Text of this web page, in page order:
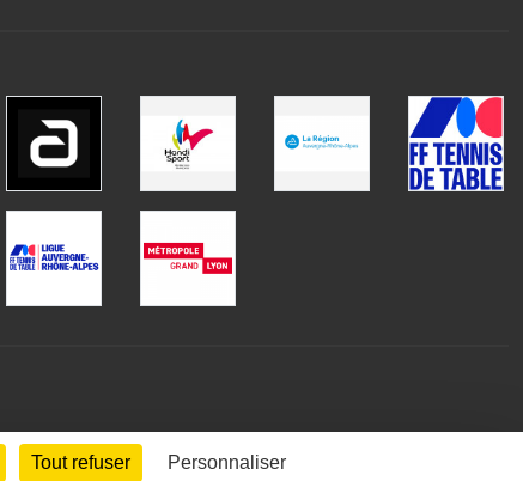
Tout refuser Personnaliser